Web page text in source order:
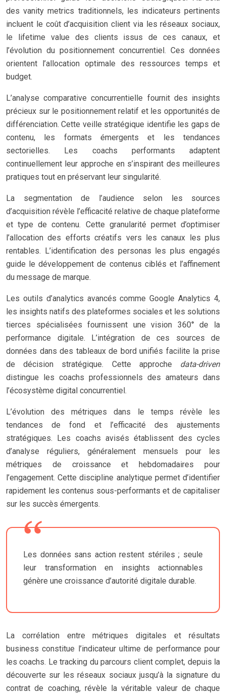
des vanity metrics traditionnels, les indicateurs pertinents
incluent le coût d’acquisition client via les réseaux sociaux,
le lifetime value des clients issus de ces canaux, et
l’évolution du positionnement concurrentiel. Ces données
orientent l’allocation optimale des ressources temps et
budget.
L’analyse comparative concurrentielle fournit des insights
précieux sur le positionnement relatif et les opportunités de
différenciation. Cette veille stratégique identifie les gaps de
contenu, les formats émergents et les tendances
sectorielles. Les coachs performants adaptent
continuellement leur approche en s’inspirant des meilleures
pratiques tout en préservant leur singularité.
La segmentation de l’audience selon les sources
d’acquisition révèle l’efficacité relative de chaque plateforme
et type de contenu. Cette granularité permet d’optimiser
l’allocation des efforts créatifs vers les canaux les plus
rentables. L’identification des personas les plus engagés
guide le développement de contenus ciblés et l’affinement
du message de marque.
Les outils d’analytics avancés comme Google Analytics 4,
les insights natifs des plateformes sociales et les solutions
tierces spécialisées fournissent une vision 360° de la
performance digitale. L’intégration de ces sources de
données dans des tableaux de bord unifiés facilite la prise
de décision stratégique. Cette approche data-driven
distingue les coachs professionnels des amateurs dans
l’écosystème digital concurrentiel.
L’évolution des métriques dans le temps révèle les
tendances de fond et l’efficacité des ajustements
stratégiques. Les coachs avisés établissent des cycles
d’analyse réguliers, généralement mensuels pour les
métriques de croissance et hebdomadaires pour
l’engagement. Cette discipline analytique permet d’identifier
rapidement les contenus sous-performants et de capitaliser
sur les succès émergents.
Les données sans action restent stériles ; seule
leur transformation en insights actionnables
génère une croissance d’autorité digitale durable.
La corrélation entre métriques digitales et résultats
business constitue l’indicateur ultime de performance pour
les coachs. Le tracking du parcours client complet, depuis la
découverte sur les réseaux sociaux jusqu’à la signature du
contrat de coaching, révèle la véritable valeur de chaque